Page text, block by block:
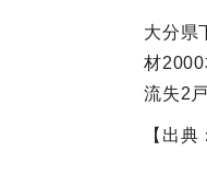
大分県
材
流失2
【出